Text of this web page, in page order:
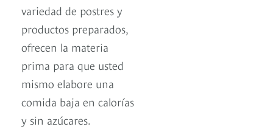
variedad de postres y
productos preparados,
ofrecen la materia
prima para que usted
mismo elabore una
comida baja en calorías
y sin azúcares.